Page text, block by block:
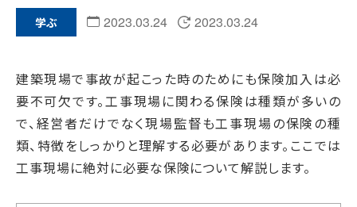
学ぶ 2023.03.24 2023.03.24
建築現場で事故が起こった時のためにも保険加入は必
要不可欠です。工事現場に関わる保険は種類が多いの
で、経営者だけでなく現場監督も工事現場の保険の種
類、特徴をしっかりと理解する必要があります。ここでは
工事現場に絶対に必要な保険について解説します。